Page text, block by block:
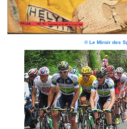
© Le Miroir des